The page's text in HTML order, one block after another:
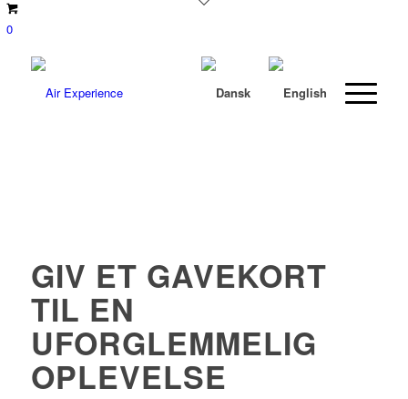
0
GIV ET GAVEKORT
TIL EN
UFORGLEMMELIG
OPLEVELSE